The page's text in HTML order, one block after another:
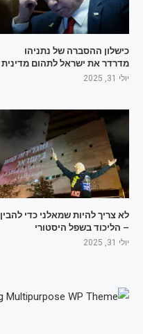
כישלון ההסברה של נתניהו
מדרדר את ישראל לתהום מדינית
יולי 31, 2025
לא צריך להיות שמאלני כדי להבין
– הליכוד בשפל היסטורי
יולי 31, 2025